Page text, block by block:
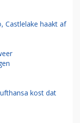
Castlelake haakt af
kost dat